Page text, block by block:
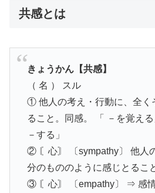
共感とは
きょうかん【共感】
（ 名 ） スル
① 他人の考え・行動に、全く
ること。同感。 「 －を覚え
－する」
② 〘心〙 〔sympathy〕 他人
分のもののように感じとるこ
③ 〘心〙 〔empathy〕 ⇒ 感